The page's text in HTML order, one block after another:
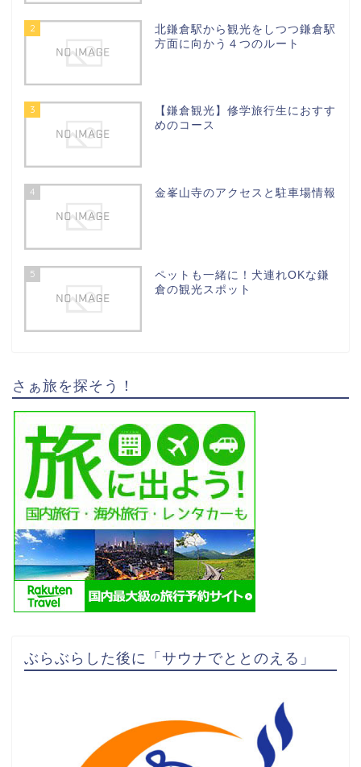
2
北鎌倉駅から観光をしつつ鎌倉駅
方面に向かう４つのルート
3
【鎌倉観光】修学旅行生におすす
めのコース
4 金峯山寺のアクセスと駐車場情報
5
ペットも一緒に！犬連れOKな鎌
倉の観光スポット
さぁ旅を探そう！
ぶらぶらした後に「サウナでととのえる」